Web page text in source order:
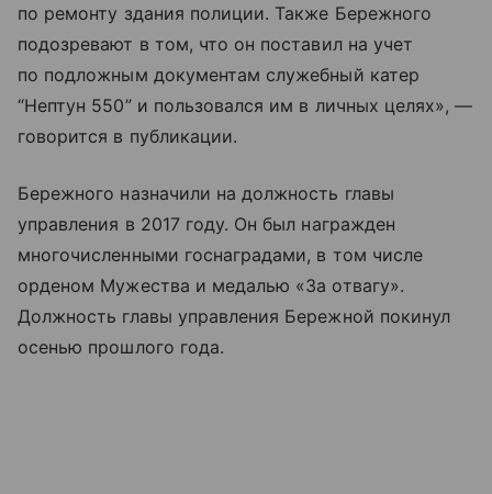
по ремонту здания полиции. Также Бережного
подозревают в том, что он поставил на учет
по подложным документам служебный катер
“Нептун 550” и пользовался им в личных целях», —
говорится в публикации.
Бережного назначили на должность главы
управления в 2017 году. Он был награжден
многочисленными госнаградами, в том числе
орденом Мужества и медалью «За отвагу».
Должность главы управления Бережной покинул
осенью прошлого года.